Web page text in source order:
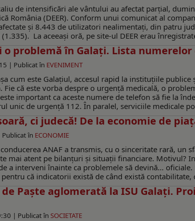
de intensificări ale vântului au afectat parțial,
România (DEER). Conform unui comunicat al
și 8.443 de utilizatori nealimentați, din patru
La aceeași oră, pe site-ul DEER erau
o problemă în Galați. Lista
| Publicat în EVENIMENT
cum este Galațiul, accesul rapid la instituțiile
că este vorba despre o urgență medicală, o
important ca aceste numere de telefon să fie la
unic de urgență 112. În paralel, serviciile medicale
ci judecă! De la economie de
Publicat în ECONOMIE
ANAF a transmis, cu o sinceritate rară, un
mai atent pe bilanțuri și situații financiare. Motivul?
a interveni înainte ca problemele să devină…
că indicatorii există de când există contabilitate,
de Paşte aglomerată la ISU Galaţi.
| Publicat în SOCIETATE